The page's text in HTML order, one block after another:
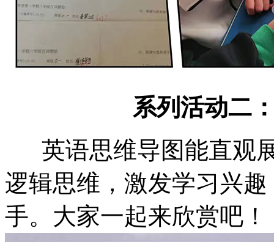
系列活动二
英语思维导图能直观
逻辑思维，激发学习兴
手。大家一起来欣赏吧！